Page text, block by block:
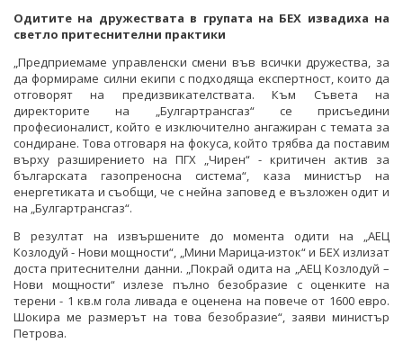
Одитите на дружествата в групата на БЕХ извадиха на
светло притеснителни практики
„Предприемаме управленски смени във всички дружества, за
да формираме силни екипи с подходяща експертност, които да
отговорят на предизвикателствата. Към Съвета на
директорите на „Булгартрансгаз“ се присъедини
професионалист, който е изключително ангажиран с темата за
сондиране. Това отговаря на фокуса, който трябва да поставим
върху разширението на ПГХ „Чирен“ - критичен актив за
българската газопреносна система“, каза министър на
енергетиката и съобщи, че с нейна заповед е възложен одит и
на „Булгартрансгаз“.
В резултат на извършените до момента одити на „АЕЦ
Козлодуй - Нови мощности“, „Мини Марица-изток“ и БЕХ излизат
доста притеснителни данни. „Покрай одита на „АЕЦ Козлодуй –
Нови мощности“ излезе пълно безобразие с оценките на
терени - 1 кв.м гола ливада е оценена на повече от 1600 евро.
Шокира ме размерът на това безобразие“, заяви министър
Петрова.